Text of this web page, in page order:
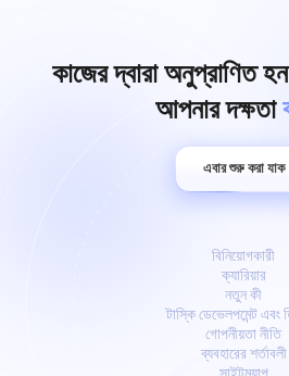
কাজের দ্বারা অনুপ্রাণিত
আপনার দক্ষতা
এবার শুরু করা যাক
বিনিয়োগকারী
ক্যারিয়ার
নতুন কী
টাস্কি ডেভেলপমেন্ট এবং
গোপনীয়তা নীতি
ব্যবহারের শর্তাবলী